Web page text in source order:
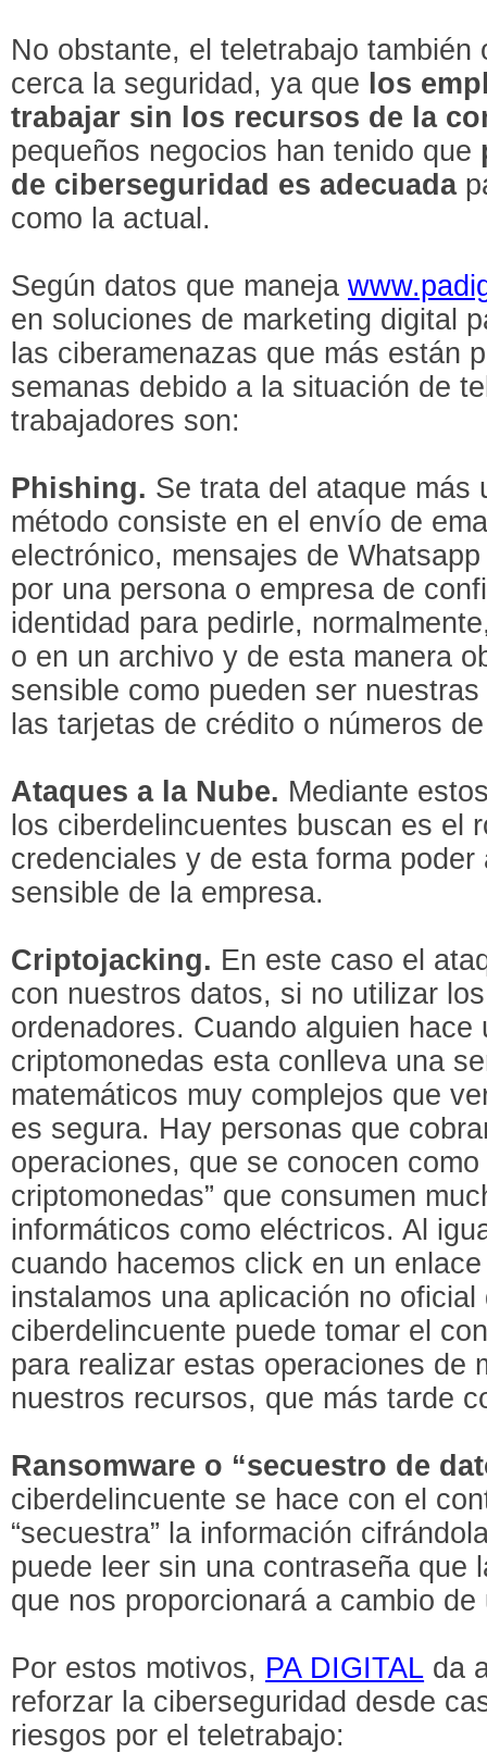
No obstante, el teletrabajo también
cerca la seguridad, ya que los
trabajar sin los recursos de la
pequeños negocios han tenido que
de ciberseguridad es adecuada
como la actual.
Según datos que maneja
en soluciones de marketing digital
las ciberamenazas que más están
semanas debido a la situación de
trabajadores son:
Phishing. Se trata del ataque más
método consiste en el envío de
electrónico, mensajes de
por una persona o empresa de
identidad para pedirle,
o en un archivo y de esta manera
sensible como pueden ser
las tarjetas de crédito o números
Ataques a la Nube. Mediante
los ciberdelincuentes buscan es el
credenciales y de esta forma
sensible de la empresa.
Criptojacking. En este caso el
con nuestros datos, si no utilizar
ordenadores. Cuando alguien hace
criptomonedas esta conlleva una
matemáticos muy complejos que
es segura. Hay personas que
operaciones, que se conocen como
criptomonedas” que consumen
informáticos como eléctricos. Al
cuando hacemos click en un
instalamos una aplicación no
ciberdelincuente puede tomar el
para realizar estas operaciones de
nuestros recursos, que más tarde
Ransomware o “secuestro de
ciberdelincuente se hace con el
“secuestra” la información
puede leer sin una contraseña que
que nos proporcionará a cambio
Por estos motivos, PA DIGITAL da
reforzar la ciberseguridad desde
riesgos por el teletrabajo: